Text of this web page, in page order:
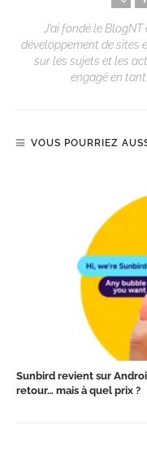
J’ai fondé le
développement de sites
sur les sujets et les
engagé en
VOUS POURRIEZ
Sunbird revient sur
retour… mais à quel prix ?